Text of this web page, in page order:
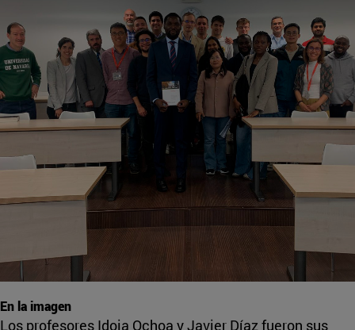
En la imagen
Los profesores Idoia Ochoa y Javier Díaz fueron sus